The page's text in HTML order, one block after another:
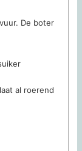
De boter
al roerend